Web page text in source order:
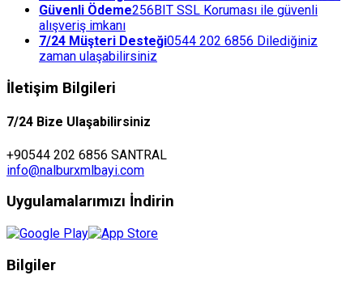
Güvenli Ödeme256BIT SSL Koruması ile güvenli
alışveriş imkanı
7/24 Müşteri Desteği0544 202 6856 Dilediğiniz
zaman ulaşabilirsiniz
İletişim Bilgileri
7/24 Bize Ulaşabilirsiniz
+90544 202 6856 SANTRAL
info@nalburxmlbayi.com
Uygulamalarımızı İndirin
Bilgiler